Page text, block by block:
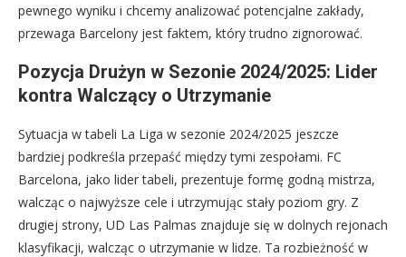
pewnego wyniku i chcemy analizować potencjalne zakłady,
przewaga Barcelony jest faktem, który trudno zignorować.
Pozycja Drużyn w Sezonie 2024/2025: Lider
kontra Walczący o Utrzymanie
Sytuacja w tabeli La Liga w sezonie 2024/2025 jeszcze
bardziej podkreśla przepaść między tymi zespołami. FC
Barcelona, jako lider tabeli, prezentuje formę godną mistrza,
walcząc o najwyższe cele i utrzymując stały poziom gry. Z
drugiej strony, UD Las Palmas znajduje się w dolnych rejonach
klasyfikacji, walcząc o utrzymanie w lidze. Ta rozbieżność w